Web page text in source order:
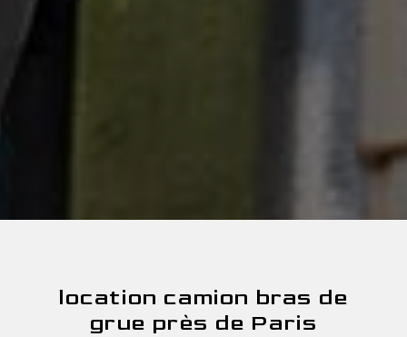
location camion bras de
grue près de Paris